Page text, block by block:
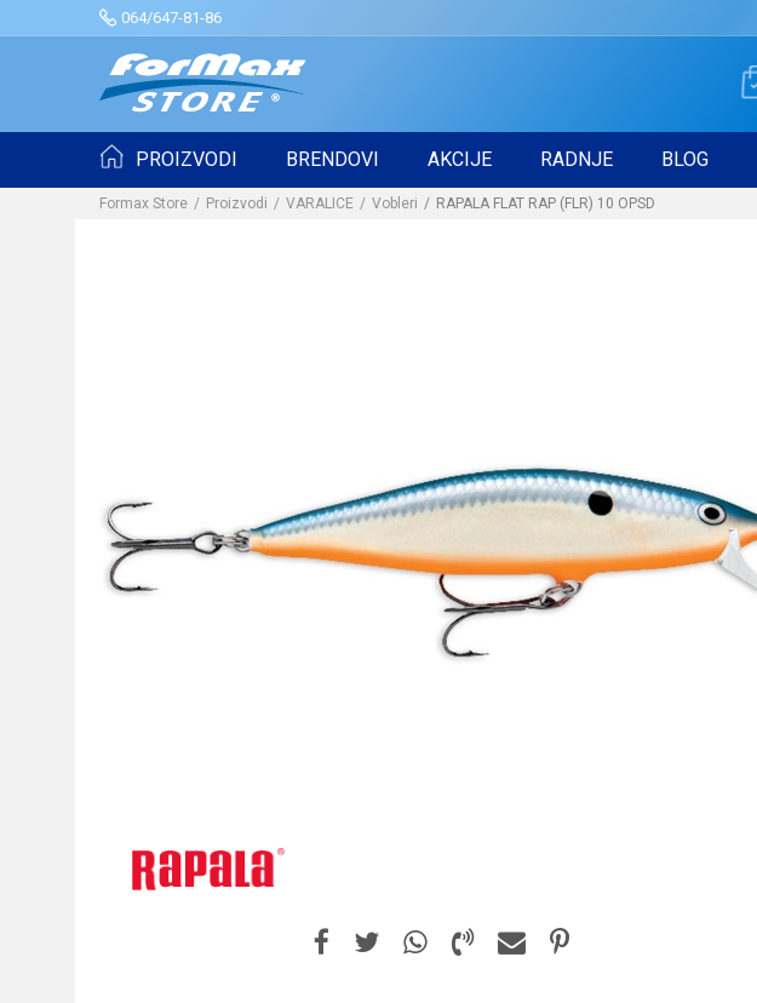
064/647-81-86
PROIZVODI BRENDOVI AKCIJE RADNJE BLOG
Formax Store Proizvodi VARALICE Vobleri RAPALA FLAT RAP (FLR) 10 OPSD